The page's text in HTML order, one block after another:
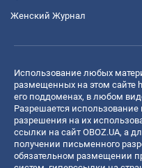
Женский Журнал
Использование любых
размещенных на этом сайте
его поддоменах, в любом
Разрешается
разрешения на их
ссылки на сайт OBOZ.UA, а
получении письменного
обязательном размещении